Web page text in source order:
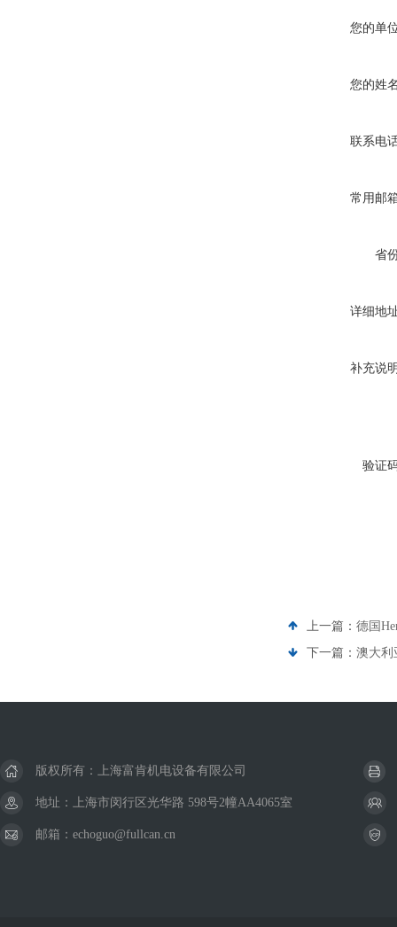
您的单
您的姓
联系电
常用邮
省
详细地
补充说
验证
上一篇： 德国
下一篇： 澳大利
版权所有：上海富肯机电设备有限公司
地址：上海市闵行区光华路 598号2幢AA4065室
邮箱：echoguo@fullcan.cn